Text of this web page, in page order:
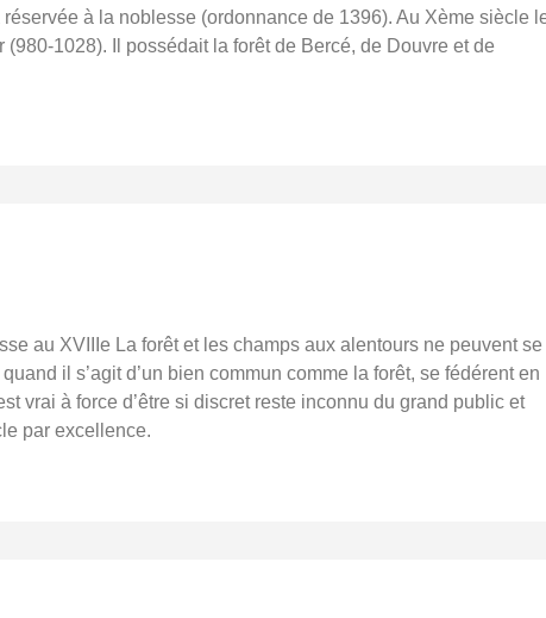
à la noblesse (ordonnance de 1396). Au Xème siècle
1028). Il possédait la forêt de Bercé, de Douvre et de
au XVIIIe La forêt et les champs aux alentours ne peuvent se
il s’agit d’un bien commun comme la forêt, se fédérent en
vrai à force d’être si discret reste inconnu du grand public et
par excellence.